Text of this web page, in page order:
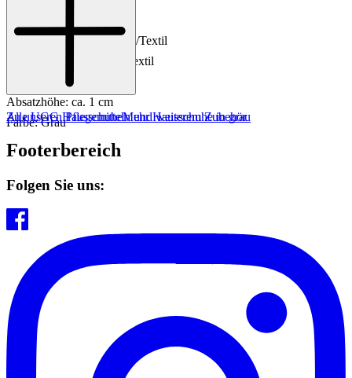
Innenmaterial: Schafwolle/Textil
Innensohle: Schafwolle/Textil
Sohle: Gummisohle
Absatzhöhe: ca. 1 cm
Farbe: Grau
Zu unseren Pflegemitteln und weiterem Zubehör
Alle UGG HausschuheMehr Hausschuhe in grau
Footerbereich
Folgen Sie uns: